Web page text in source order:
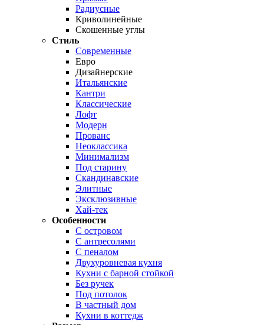
Радиусные
Криволинейные
Скошенные углы
Стиль
Современные
Евро
Дизайнерские
Итальянские
Кантри
Классические
Лофт
Модерн
Прованс
Неоклассика
Минимализм
Под старину
Скандинавские
Элитные
Эксклюзивные
Хай-тек
Особенности
С островом
С антресолями
С пеналом
Двухуровневая кухня
Кухни с барной стойкой
Без ручек
Под потолок
В частный дом
Кухни в коттедж